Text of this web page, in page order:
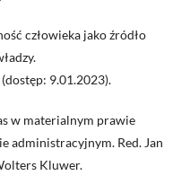
człowieka jako źródło
(dostęp: 9.01.2023).
w materialnym prawie
administracyjnym. Red. Jan
Kluwer.